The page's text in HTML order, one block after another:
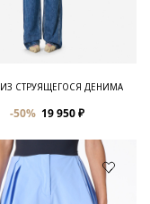
СТРУЯЩЕГОСЯ ДЕНИМА
-50% 19 950 ₽